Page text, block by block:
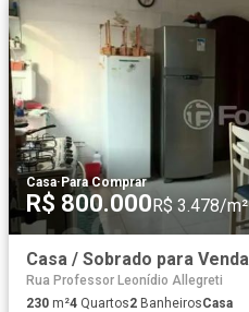
Casa· Para Comprar
R$ 800.000 R$ 3.478/m²
Rua Professor Leonídio Allegreti
230 m²4 Quartos2 BanheirosCasa